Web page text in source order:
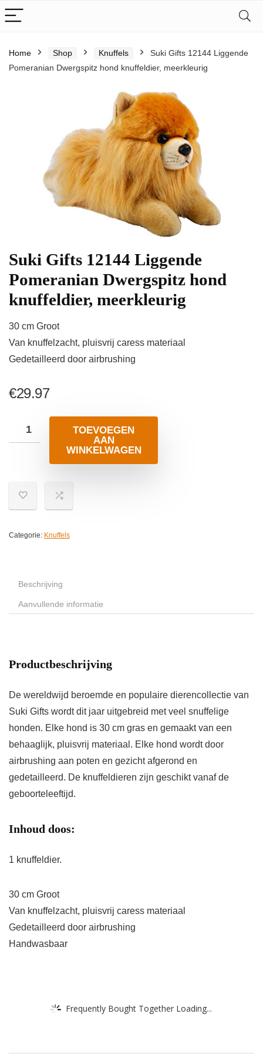
Home Shop Knuffels
Suki Gifts 12144 Liggende
Pomeranian Dwergspitz hond knuffeldier, meerkleurig
Suki Gifts 12144 Liggende
Pomeranian Dwergspitz hond
knuffeldier, meerkleurig
30 cm Groot
Van knuffelzacht, pluisvrij caress materiaal
Gedetailleerd door airbrushing
€29.97
TOEVOEGEN
AAN
WINKELWAGEN
Categorie: Knuffels
Beschrijving
Aanvullende informatie
Productbeschrijving
De wereldwijd beroemde en populaire dierencollectie van
Suki Gifts wordt dit jaar uitgebreid met veel snuffelige
honden. Elke hond is 30 cm gras en gemaakt van een
behaaglijk, pluisvrij materiaal. Elke hond wordt door
airbrushing aan poten en gezicht afgerond en
gedetailleerd. De knuffeldieren zijn geschikt vanaf de
geboorteleeftijd.
Inhoud doos:
1 knuffeldier.
30 cm Groot
Van knuffelzacht, pluisvrij caress materiaal
Gedetailleerd door airbrushing
Handwasbaar
Frequently Bought Together Loading...